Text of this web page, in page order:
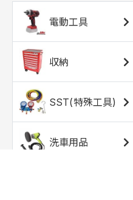
電動工具
収納
SST(特殊工具)
洗車用品